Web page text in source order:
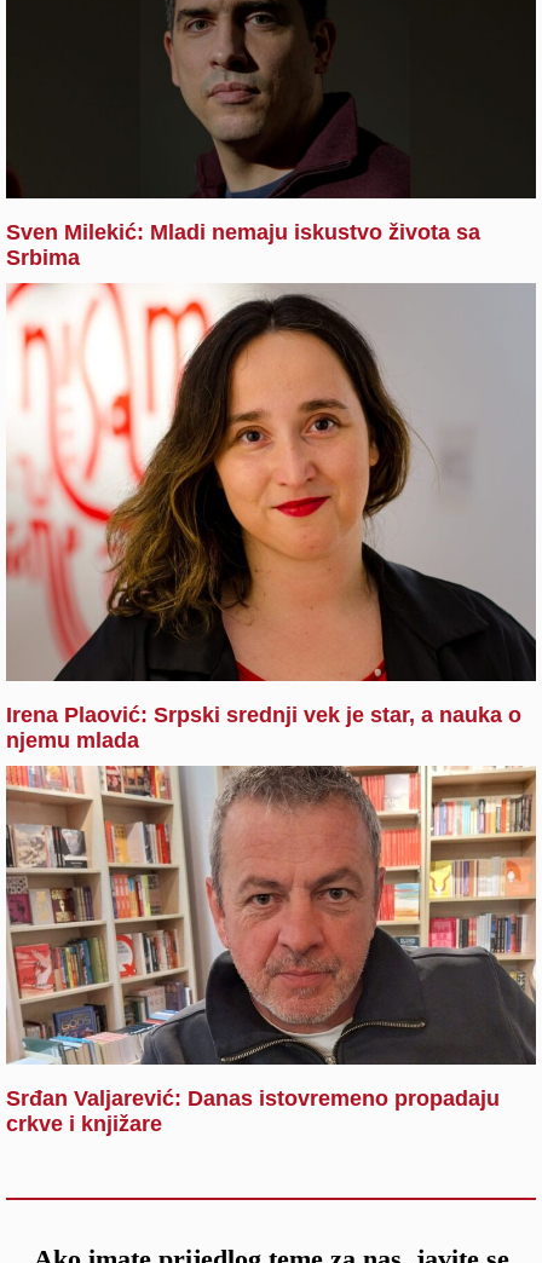
Sven Milekić: Mladi nemaju iskustvo života sa
Srbima
Irena Plaović: Srpski srednji vek je star, a nauka o
njemu mlada
Srđan Valjarević: Danas istovremeno propadaju
crkve i knjižare